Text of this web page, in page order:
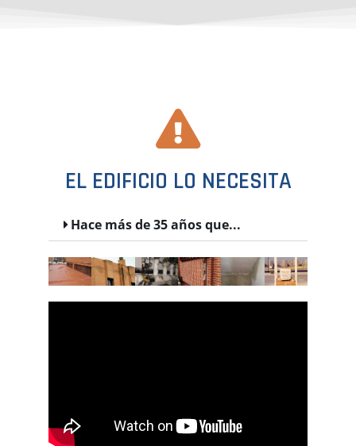
EL EDIFICIO LO NECESITA
Hace más de 35 años que...